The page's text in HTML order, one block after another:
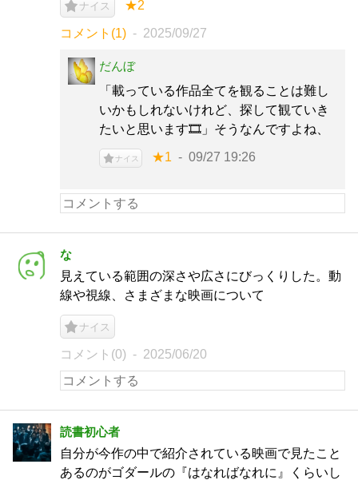
ナイス ★2
コメント(1) 2025/09/27
だんぼ
「載っている作品全てを観ることは難し
いかもしれないけれど、探して観ていき
たいと思います🎞️」そうなんですよね、
ナイス ★1 09/27 19:26
な
見えている範囲の深さや広さにびっくりした。動
線や視線、さまざまな映画について
ナイス
コメント(0) 2025/06/20
読書初心者
自分が今作の中で紹介されている映画で見たこと
あるのがゴダールの『はなればなれに』くらいし